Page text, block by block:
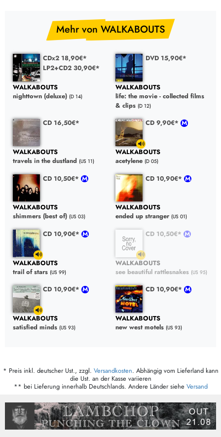
Mehr von WALKABOUTS
CDx2 18,90€*
LP2+CD2 30,90€*
WALKABOUTS
nighttown (deluxe) (D 14)
DVD 15,90€*
WALKABOUTS
life: the movie - collected films
& clips (D 12)
CD 16,50€*
WALKABOUTS
travels in the dustland (US 11)
CD 9,90€*
WALKABOUTS
acetylene (D 05)
CD 10,50€*
WALKABOUTS
shimmers (best of) (US 03)
CD 10,90€*
WALKABOUTS
ended up stranger (US 01)
CD 10,90€*
WALKABOUTS
trail of stars (US 99)
CD 10,50€*
WALKABOUTS
see beautiful rattlesnakes (US 95)
CD 10,90€*
WALKABOUTS
satisfied minds (US 93)
CD 10,90€*
WALKABOUTS
new west motels (US 93)
* Preis inkl. deutscher Ust., zzgl. Versandkosten. Abhängig vom Lieferland kann
die Ust. an der Kasse variieren
** bei Lieferung innerhalb Deutschlands. Andere Länder siehe Versand